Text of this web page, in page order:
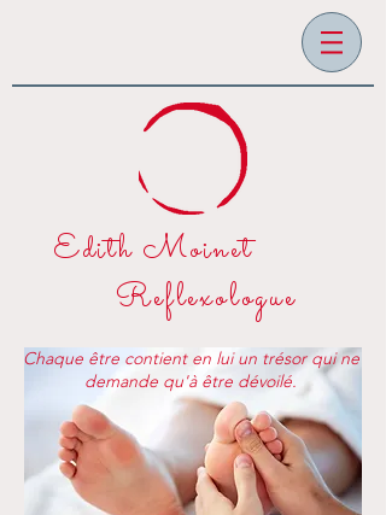
Edith Moinet
Reflexologue
Chaque être contient en lui un trésor qui ne
demande qu'à être dévoilé.